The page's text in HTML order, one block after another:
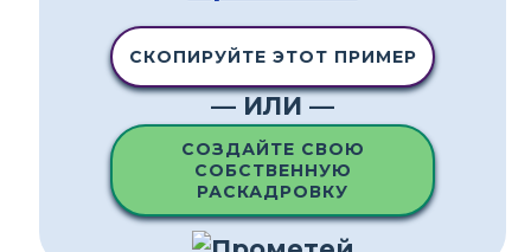
СКОПИРУЙТЕ ЭТОТ ПРИМЕР
— ИЛИ —
СОЗДАЙТЕ СВОЮ
СОБСТВЕННУЮ
РАСКАДРОВКУ